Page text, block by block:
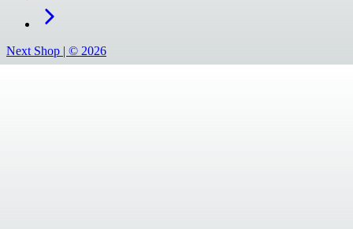
Next Shop | © 2026